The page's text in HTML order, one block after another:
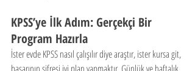
KPSS’ye İlk Adım: Gerçekçi Bir
Program Hazırla
İster evde KPSS nasıl çalışılır diye araştır, ister kursa git,